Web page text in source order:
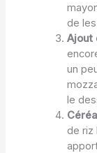
de
Ajout
un
le
de riz